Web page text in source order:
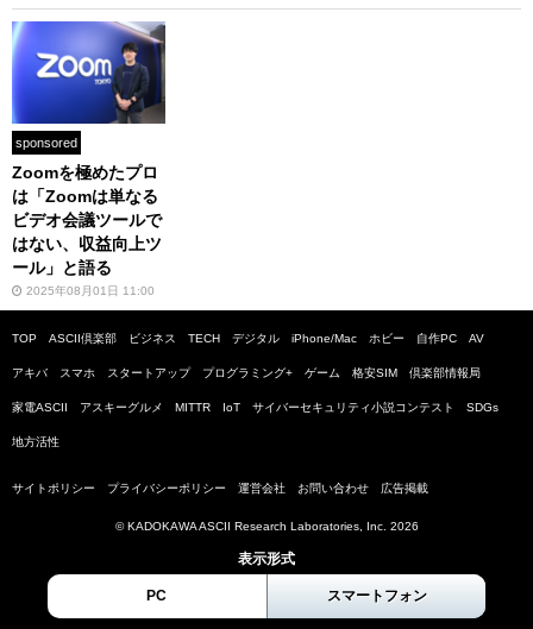
sponsored
Zoomを極めたプロ
は「Zoomは単なる
ビデオ会議ツールで
はない、収益向上ツ
ール」と語る
2025年08月01日 11:00
TOP ASCII倶楽部 ビジネス TECH デジタル iPhone/Mac ホビー 自作PC AV
アキバ スマホ スタートアップ プログラミング+ ゲーム 格安SIM 倶楽部情報局
家電ASCII アスキーグルメ MITTR IoT サイバーセキュリティ小説コンテスト SDGs
地方活性
サイトポリシー プライバシーポリシー 運営会社 お問い合わせ 広告掲載
© KADOKAWA ASCII Research Laboratories, Inc. 2026
表示形式
PC スマートフォン